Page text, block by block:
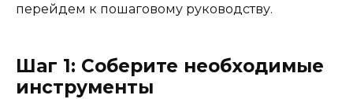
перейдем к пошаговому руководству.
Шаг 1: Соберите необходимые
инструменты